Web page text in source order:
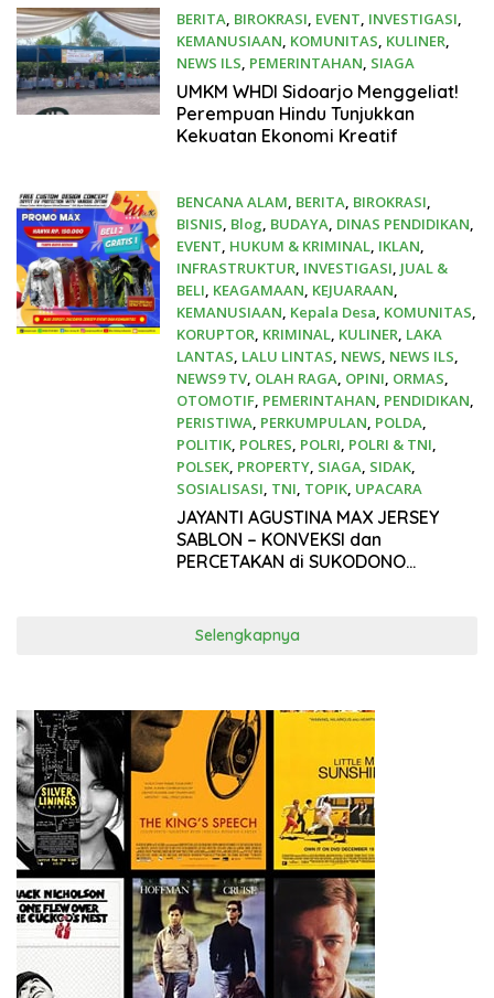
BERITA, BIROKRASI, EVENT, INVESTIGASI,
KEMANUSIAAN, KOMUNITAS, KULINER,
NEWS ILS, PEMERINTAHAN, SIAGA
19 April 2026
UMKM WHDI Sidoarjo Menggeliat!
Perempuan Hindu Tunjukkan
Kekuatan Ekonomi Kreatif
BENCANA ALAM, BERITA, BIROKRASI,
BISNIS, Blog, BUDAYA, DINAS PENDIDIKAN,
EVENT, HUKUM & KRIMINAL, IKLAN,
INFRASTRUKTUR, INVESTIGASI, JUAL &
BELI, KEAGAMAAN, KEJUARAAN,
KEMANUSIAAN, Kepala Desa, KOMUNITAS,
KORUPTOR, KRIMINAL, KULINER, LAKA
LANTAS, LALU LINTAS, NEWS, NEWS ILS,
NEWS9 TV, OLAH RAGA, OPINI, ORMAS,
OTOMOTIF, PEMERINTAHAN, PENDIDIKAN,
PERISTIWA, PERKUMPULAN, POLDA,
POLITIK, POLRES, POLRI, POLRI & TNI,
POLSEK, PROPERTY, SIAGA, SIDAK,
SOSIALISASI, TNI, TOPIK, UPACARA
17 April 2026
JAYANTI AGUSTINA MAX JERSEY
SABLON – KONVEKSI dan
PERCETAKAN di SUKODONO
Selengkapnya